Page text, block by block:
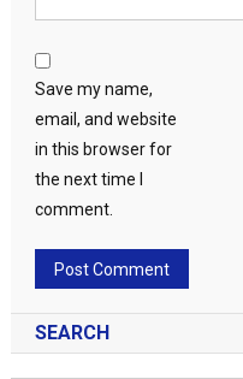
Save my name,
email, and website
in this browser for
the next time I
comment.
SEARCH